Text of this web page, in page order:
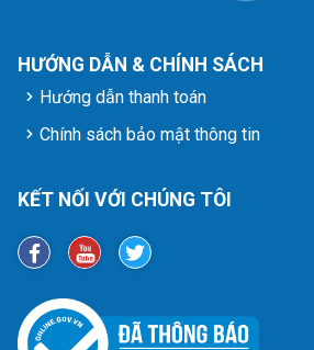
HƯỚNG DẪN & CHÍNH SÁCH
Hướng dẫn thanh toán
Chính sách bảo mật thông tin
KẾT NỐI VỚI CHÚNG TÔI